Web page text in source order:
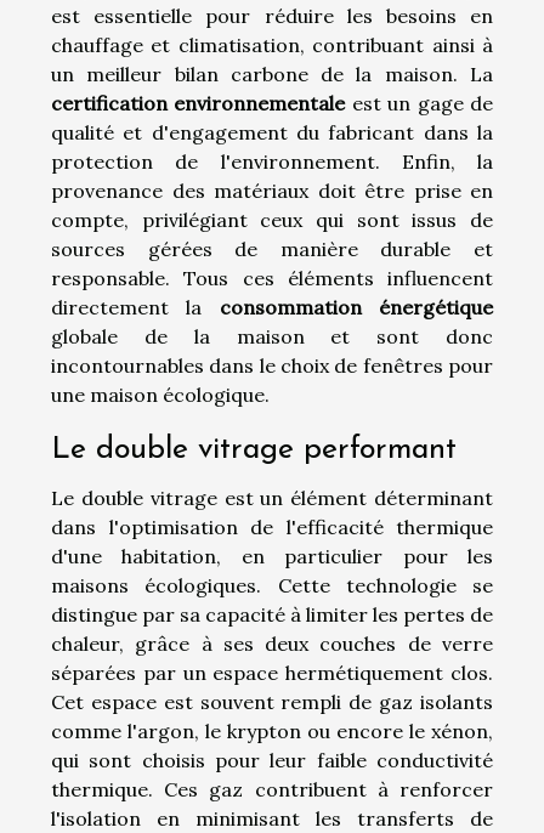
est essentielle pour réduire les besoins en
chauffage et climatisation, contribuant ainsi à
un meilleur bilan carbone de la maison. La
certification environnementaleest un gage de
qualité et d'engagement du fabricant dans la
protection de l'environnement. Enfin, la
provenance des matériaux doit être prise en
compte, privilégiant ceux qui sont issus de
sources gérées de manière durable et
responsable. Tous ces éléments influencent
directement la consommation énergétique
globale de la maison et sont donc
incontournables dans le choix de fenêtres pour
une maison écologique.
Le double vitrage performant
Le double vitrage est un élément déterminant
dans l'optimisation de l'efficacité thermique
d'une habitation, en particulier pour les
maisons écologiques. Cette technologie se
distingue par sa capacité à limiter les pertes de
chaleur, grâce à ses deux couches de verre
séparées par un espace hermétiquement clos.
Cet espace est souvent rempli de gaz isolants
comme l'argon, le krypton ou encore le xénon,
qui sont choisis pour leur faible conductivité
thermique. Ces gaz contribuent à renforcer
l'isolation en minimisant les transferts de